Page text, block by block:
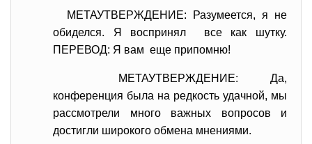
МЕТАУТВЕРЖДЕНИЕ: Разумеется, я не
обиделся. Я воспринял все как шутку.
ПЕРЕВОД: Я вам еще припомню!
МЕТАУТВЕРЖДЕНИЕ: Да,
конференция была на редкость удачной, мы
рассмотрели много важных вопросов и
достигли широкого обмена мнениями.